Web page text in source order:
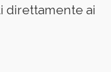
direttamente ai